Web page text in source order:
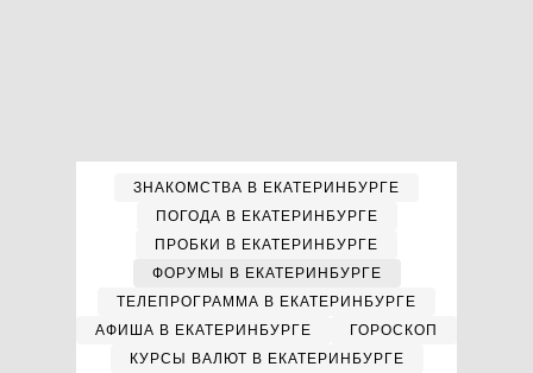
ЗНАКОМСТВА В ЕКАТЕРИНБУРГЕ
ПОГОДА В ЕКАТЕРИНБУРГЕ
ПРОБКИ В ЕКАТЕРИНБУРГЕ
ФОРУМЫ В ЕКАТЕРИНБУРГЕ
ТЕЛЕПРОГРАММА В ЕКАТЕРИНБУРГЕ
АФИША В ЕКАТЕРИНБУРГЕ
ГОРОСКОП
КУРСЫ ВАЛЮТ В ЕКАТЕРИНБУРГЕ